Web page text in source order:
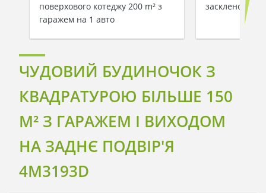
поверхового котеджу 200 m² з
гаражем на 1 авто
заскленою
ЧУДОВИЙ БУДИНОЧОК З
КВАДРАТУРОЮ БІЛЬШЕ 150
M² З ГАРАЖЕМ І ВИХОДОМ
НА ЗАДНЄ ПОДВІР'Я
4M3193D